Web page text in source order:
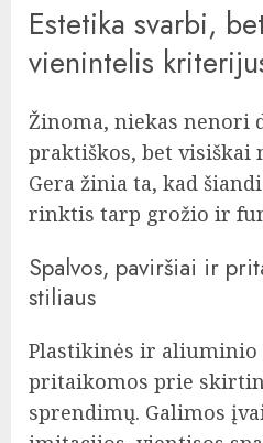
Estetika svarbi,
vienintelis
Žinoma, niekas
praktiškos, bet visiškai
Gera žinia ta, kad
rinktis tarp grožio ir
Spalvos, paviršiai ir
stiliaus
Plastikinės ir
pritaikomos prie
sprendimų. Galimos